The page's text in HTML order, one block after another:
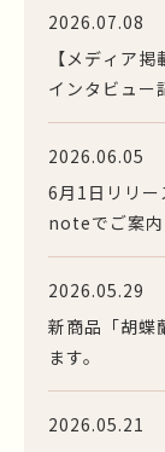
2026.07.08
【メディア
インタビュー
2026.06.05
6月1日リリー
noteでご案内
2026.05.29
新商品「胡蝶
ます。
2026.05.21